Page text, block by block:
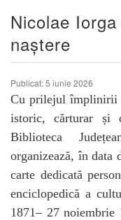
Nicolae
naștere
Publicat: 5 iunie 2026
Cu prilejul împlinirii
istoric, cărturar și
Biblioteca
organizează, în data
carte dedicată
enciclopedică a
1871– 27 noiembrie